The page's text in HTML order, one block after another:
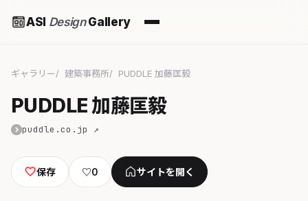
ASI DesignGallery
ギャラリー 建築事務所 PUDDLE 加藤匡毅
PUDDLE 加藤匡毅
puddle.co.jp ↗
保存 ♡0 サイトを開く